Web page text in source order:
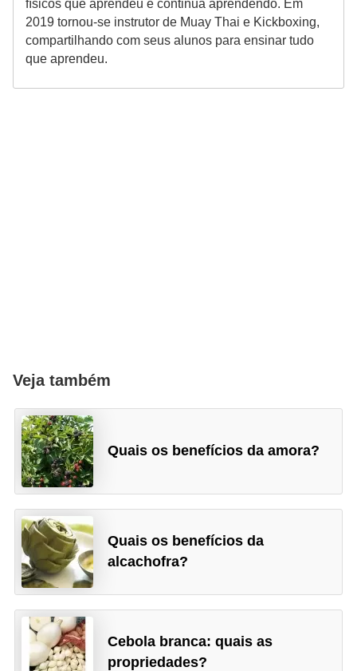
físicos que aprendeu e continua aprendendo. Em
2019 tornou-se instrutor de Muay Thai e Kickboxing,
compartilhando com seus alunos para ensinar tudo
que aprendeu.
Veja também
Quais os benefícios da amora?
Quais os benefícios da
alcachofra?
Cebola branca: quais as
propriedades?